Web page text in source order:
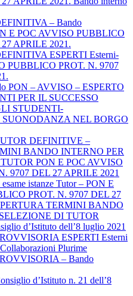
– Bando
E POC AVVISO PUBBLICO
APRILE 2021.
ESPERTI Esterni-
PUBBLICO PROT. N. 9707
PON – AVVISO – ESPERTO
PER IL SUCCESSO
STUDENTI-
NEL BORGO
DEFINITIVE –
BANDO INTERNO PER
PON E POC AVVISO
9707 DEL 27 APRILE 2021
istanze Tutor – PON E
PROT. N. 9707 DEL 27
TERMINI BANDO
DI TUTOR
d’Istituto dell’8 luglio 2021
ESPERTI Esterni
Plurime
– Bando
d’Istituto n. 21 dell’8